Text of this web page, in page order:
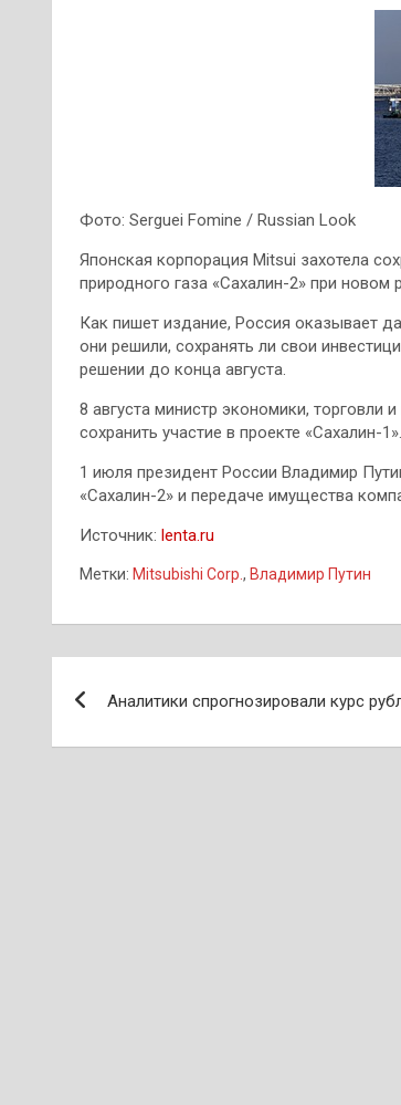
Фото: Serguei Fomine / Russian Look
Японская корпорация Mitsui захотела
природного газа «Сахалин-2» при новом
Как пишет издание, Россия оказывает
они решили, сохранять ли свои
решении до конца августа.
8 августа министр экономики, торговли
сохранить участие в проекте «Сахалин-1».
1 июля президент России Владимир
«Сахалин-2» и передаче имущества
Источник: lenta.ru
Метки: Mitsubishi Corp. , Владимир Путин
Аналитики спрогнозировали курс